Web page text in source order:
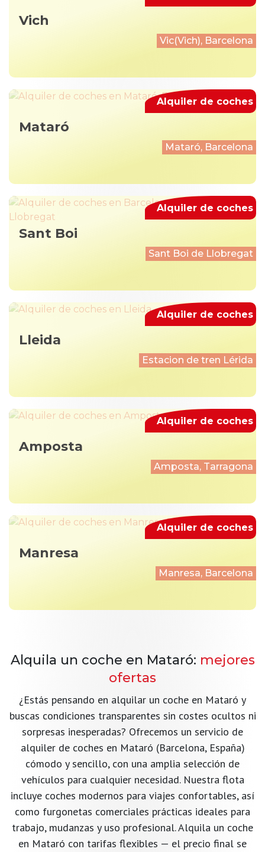
Vich
Vic(Vich), Barcelona
Mataró
Mataró, Barcelona
Alquiler de coches
Sant Boi
Sant Boi de Llobregat
Alquiler de coches
Lleida
Estacion de tren Lérida
Alquiler de coches
Amposta
Amposta, Tarragona
Alquiler de coches
Manresa
Manresa, Barcelona
Alquiler de coches
Alquila un coche en Mataró: mejores
ofertas
¿Estás pensando en alquilar un coche en Mataró y
buscas condiciones transparentes sin costes ocultos ni
sorpresas inesperadas? Ofrecemos un servicio de
alquiler de coches en Mataró (Barcelona, España)
cómodo y sencillo, con una amplia selección de
vehículos para cualquier necesidad. Nuestra flota
incluye coches modernos para viajes confortables, así
como furgonetas comerciales prácticas ideales para
trabajo, mudanzas y uso profesional. Alquila un coche
en Mataró con tarifas flexibles — el precio final se